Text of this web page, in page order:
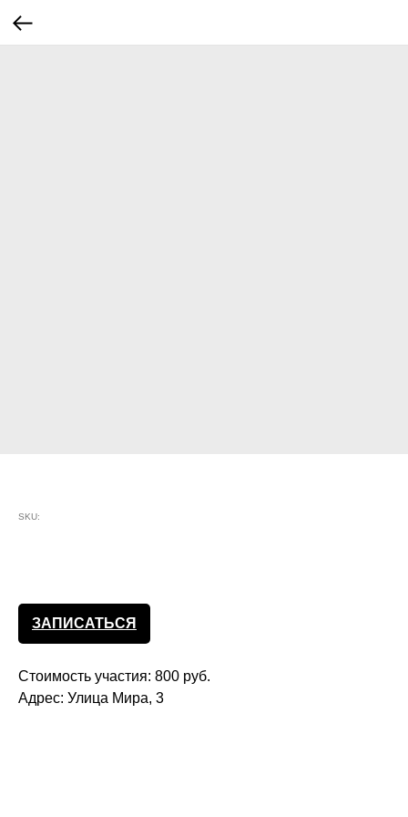
SKU:
ЗАПИСАТЬСЯ
Стоимость участия: 800 руб.
Адрес: Улица Мира, 3